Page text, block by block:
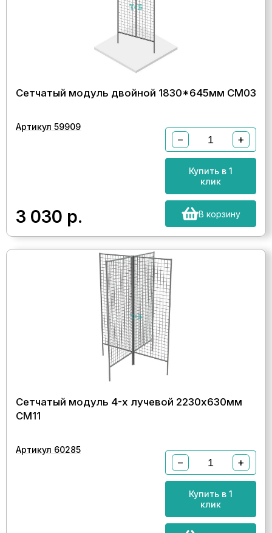
Сетчатый модуль двойной 1830*645мм СМ03
Артикул 59909
3 030 р.
− +
Купить в 1
клик
В корзину
Сетчатый модуль 4-х лучевой 2230х630мм
СМ11
Артикул 60285
− +
Купить в 1
клик